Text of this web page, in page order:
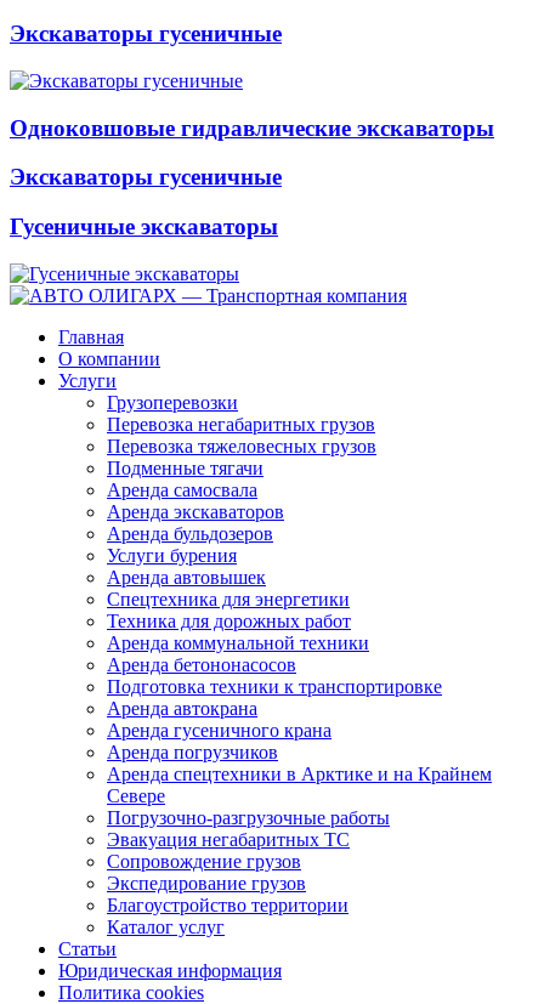
Экскаваторы гусеничные
Одноковшовые гидравлические экскаваторы
Экскаваторы гусеничные
Гусеничные экскаваторы
Главная
О компании
Услуги
Грузоперевозки
Перевозка негабаритных грузов
Перевозка тяжеловесных грузов
Подменные тягачи
Аренда самосвала
Аренда экскаваторов
Аренда бульдозеров
Услуги бурения
Аренда автовышек
Спецтехника для энергетики
Техника для дорожных работ
Аренда коммунальной техники
Аренда бетононасосов
Подготовка техники к транспортировке
Аренда автокрана
Аренда гусеничного крана
Аренда погрузчиков
Аренда спецтехники в Арктике и на Крайнем
Севере
Погрузочно-разгрузочные работы
Эвакуация негабаритных ТС
Сопровождение грузов
Экспедирование грузов
Благоустройство территории
Каталог услуг
Статьи
Юридическая информация
Политика cookies